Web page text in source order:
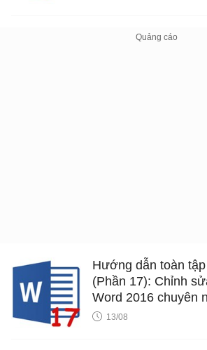
Hướng dẫn toàn
(Phần 17): Chỉnh
Word 2016 chuyên
13/08